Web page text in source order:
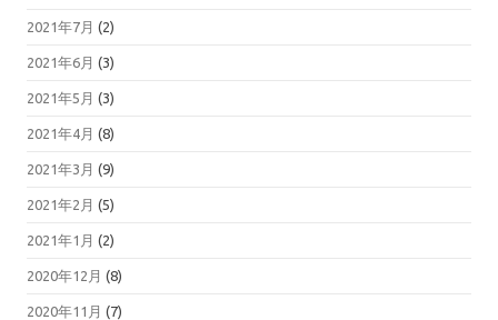
2021年7月 (2)
2021年6月 (3)
2021年5月 (3)
2021年4月 (8)
2021年3月 (9)
2021年2月 (5)
2021年1月 (2)
2020年12月 (8)
2020年11月 (7)